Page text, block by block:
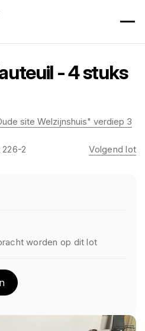
- 4 stuks
site Welzijnshuis" verdiep 3
2 Volgend lot
worden op dit lot